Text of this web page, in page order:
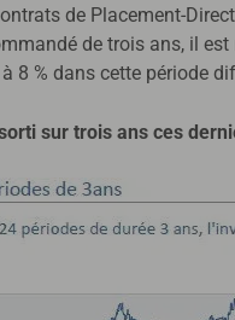
de Placement-
de trois ans, il
8 % dans cette période
sur trois ans ces